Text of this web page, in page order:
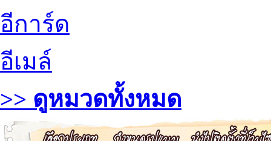
อีการ์ด
อีเมล์
>> ดูหมวดทั้งหมด